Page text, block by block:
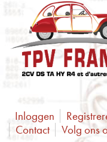
Inloggen
Contact
Volg ons